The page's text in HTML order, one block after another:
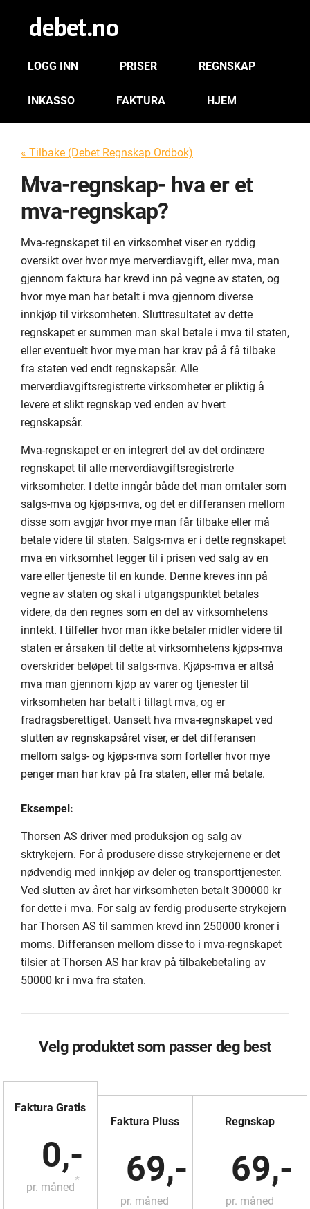
LOGG INN PRISER REGNSKAP
INKASSO FAKTURA HJEM
« Tilbake (Debet Regnskap Ordbok)
Mva-regnskap- hva er et
mva-regnskap?
Mva-regnskapet til en virksomhet viser en ryddig
oversikt over hvor mye merverdiavgift, eller mva, man
gjennom faktura har krevd inn på vegne av staten, og
hvor mye man har betalt i mva gjennom diverse
innkjøp til virksomheten. Sluttresultatet av dette
regnskapet er summen man skal betale i mva til staten,
eller eventuelt hvor mye man har krav på å få tilbake
fra staten ved endt regnskapsår. Alle
merverdiavgiftsregistrerte virksomheter er pliktig å
levere et slikt regnskap ved enden av hvert
regnskapsår.
Mva-regnskapet er en integrert del av det ordinære
regnskapet til alle merverdiavgiftsregistrerte
virksomheter. I dette inngår både det man omtaler som
salgs-mva og kjøps-mva, og det er differansen mellom
disse som avgjør hvor mye man får tilbake eller må
betale videre til staten. Salgs-mva er i dette regnskapet
mva en virksomhet legger til i prisen ved salg av en
vare eller tjeneste til en kunde. Denne kreves inn på
vegne av staten og skal i utgangspunktet betales
videre, da den regnes som en del av virksomhetens
inntekt. I tilfeller hvor man ikke betaler midler videre til
staten er årsaken til dette at virksomhetens kjøps-mva
overskrider beløpet til salgs-mva. Kjøps-mva er altså
mva man gjennom kjøp av varer og tjenester til
virksomheten har betalt i tillagt mva, og er
fradragsberettiget. Uansett hva mva-regnskapet ved
slutten av regnskapsåret viser, er det differansen
mellom salgs- og kjøps-mva som forteller hvor mye
penger man har krav på fra staten, eller må betale.
Eksempel:
Thorsen AS driver med produksjon og salg av
sktrykejern. For å produsere disse strykejernene er det
nødvendig med innkjøp av deler og transporttjenester.
Ved slutten av året har virksomheten betalt 300000 kr
for dette i mva. For salg av ferdig produserte strykejern
har Thorsen AS til sammen krevd inn 250000 kroner i
moms. Differansen mellom disse to i mva-regnskapet
tilsier at Thorsen AS har krav på tilbakebetaling av
50000 kr i mva fra staten.
Velg produktet som passer deg best
Faktura Gratis
0,-
pr. måned
*
Faktura Pluss
69,-
pr. måned
Regnskap
69,-
pr. måned